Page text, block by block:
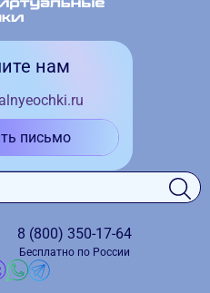
нам
письмо
8 (800) 350-17-64
Бесплатно по России